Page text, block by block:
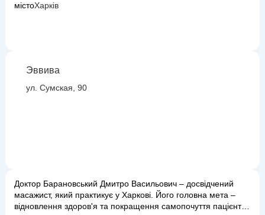
містоХарків
Эввива
ул. Сумская, 90
Доктор Барановський Дмитро Васильович – досвідчений
масажист, який практикує у Харкові. Його головна мета –
відновлення здоров'я та покращення самопочуття пацієнтів